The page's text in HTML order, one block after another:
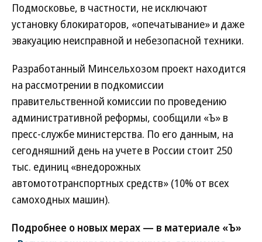
Подмосковье, в частности, не исключают
установку блокираторов, «опечатывание» и даже
эвакуацию неисправной и небезопасной техники.
Разработанный Минсельхозом проект находится
на рассмотрении в подкомиссии
правительственной комиссии по проведению
административной реформы, сообщили «Ъ» в
пресс-службе министерства. По его данным, на
сегодняшний день на учете в России стоит 250
тыс. единиц «внедорожных
автомототранспортных средств» (10% от всех
самоходных машин).
Подробнее о новых мерах — в материале «Ъ»